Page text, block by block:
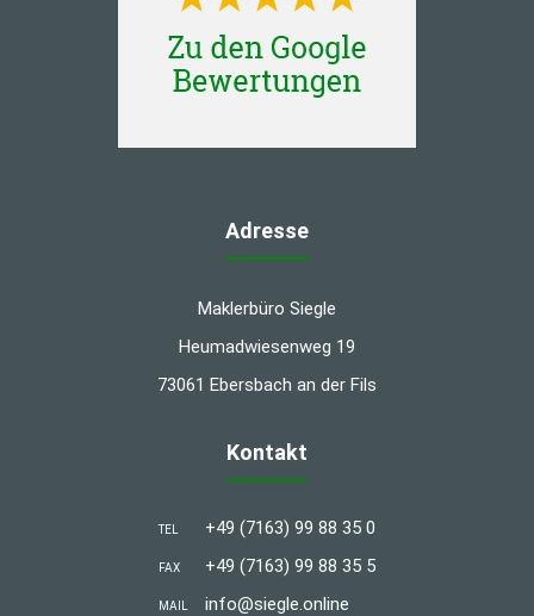
Adresse
Maklerbüro Siegle
Heumadwiesenweg 19
73061 Ebersbach an der Fils
Kontakt
TEL +49 (7163) 99 88 35 0
FAX +49 (7163) 99 88 35 5
MAIL info@siegle.online